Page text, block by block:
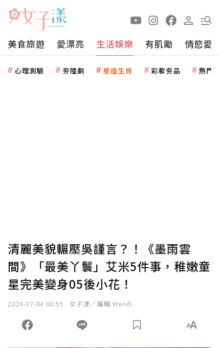
美食旅遊 愛漂亮 生活娛樂 有肌勵 情慾愛
心理測驗 夯陸劇 星座生肖 彩妝夯品 熱門
清麗美貌輾壓吳謹言？！《墨雨雲
間》「最美丫鬟」艾米5件事，稚嫩童
星完美變身05後小花！
2024-07-04 00:55 女子漾／編輯 Wendi